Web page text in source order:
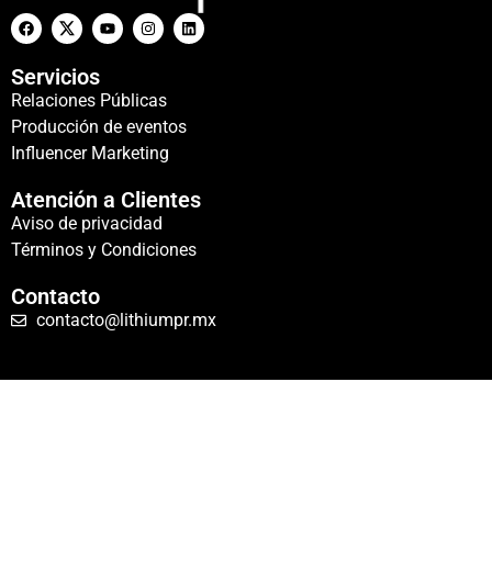
Servicios
Relaciones Públicas
Producción de eventos
Influencer Marketing
Atención a Clientes
Aviso de privacidad
Términos y Condiciones
Contacto
contacto@lithiumpr.mx